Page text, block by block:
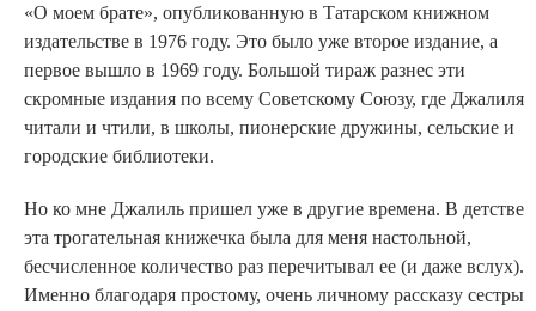
«О моем брате», опубликованную в Татарском книжном
издательстве в 1976 году. Это было уже второе издание, а
первое вышло в 1969 году. Большой тираж разнес эти
скромные издания по всему Советскому Союзу, где Джалиля
читали и чтили, в школы, пионерские дружины, сельские и
городские библиотеки.
Но ко мне Джалиль пришел уже в другие времена. В детстве
эта трогательная книжечка была для меня настольной,
бесчисленное количество раз перечитывал ее (и даже вслух).
Именно благодаря простому, очень личному рассказу сестры